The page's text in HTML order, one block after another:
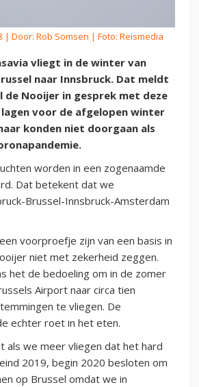
| Door: Rob Somsen | Foto: Reismedia
vliegt in de winter van
naar Innsbruck. Dat meldt
de Nooijer in gesprek met deze
lagen voor de afgelopen winter
konden niet doorgaan als
worden in een zogenaamde
Dat betekent dat we
Brussel-Innsbruck-Amsterdam
voorproefje zijn van een basis in
niet met zekerheid zeggen.
het de bedoeling om in de zomer
Airport naar circa tien
te vliegen. De
echter roet in het eten.
als we meer vliegen dat het hard
2019, begin 2020 besloten om
op Brussel omdat we in